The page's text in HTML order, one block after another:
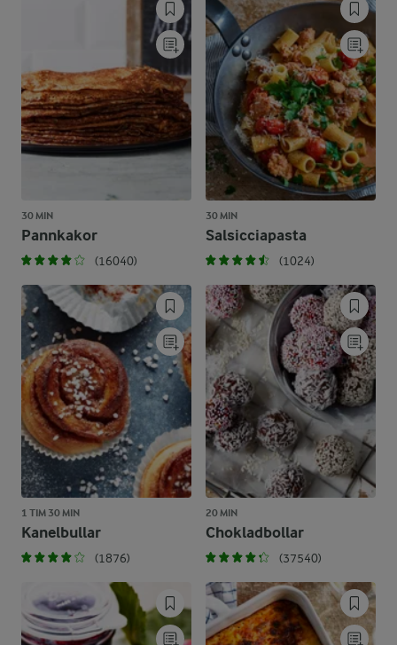
30 MIN
Pannkakor
(16040)
30 MIN
Salsicciapasta
(1024)
1 TIM 30 MIN
Kanelbullar
(1876)
20 MIN
Chokladbollar
(37540)